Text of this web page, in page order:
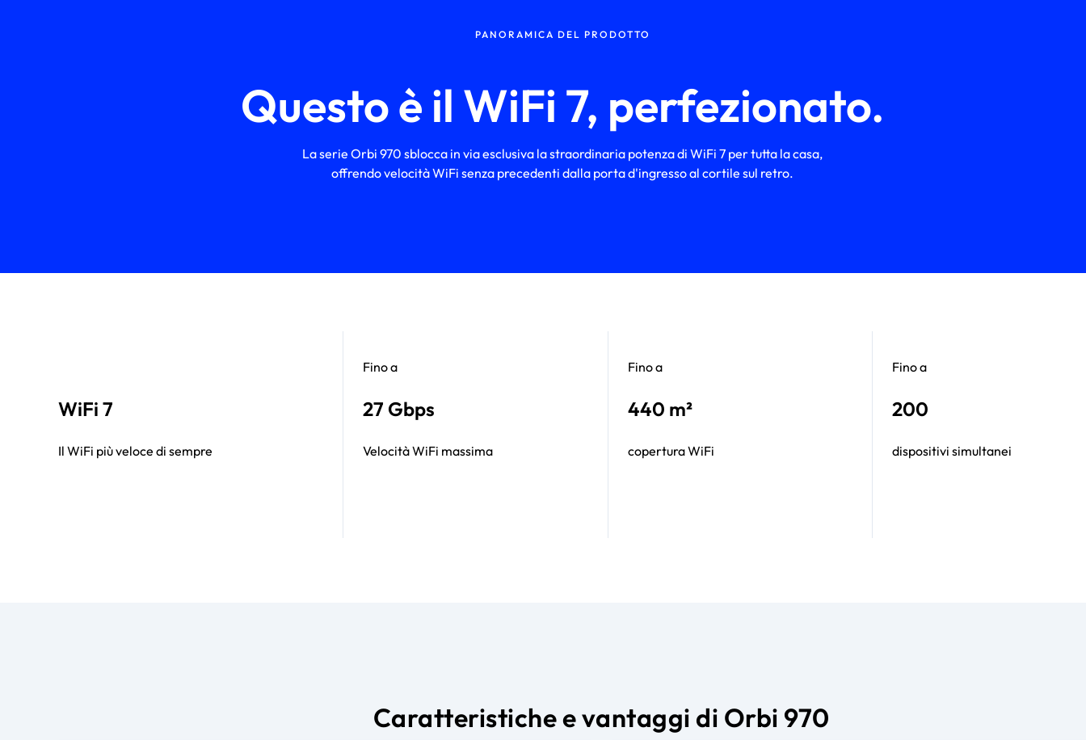
PANORAMICA DEL PRODOTTO
Questo è il WiFi 7, perfezionato.
La serie Orbi 970 sblocca in via esclusiva la straordinaria potenza di WiFi 7 per tutta la casa,
offrendo velocità WiFi senza precedenti dalla porta d'ingresso al cortile sul retro.
WiFi 7
Il WiFi più veloce di sempre
Fino a
27 Gbps
Velocità WiFi massima
Fino a
440 m²
copertura WiFi
Fino a
200
dispositivi simultanei
Caratteristiche e vantaggi di Orbi 970